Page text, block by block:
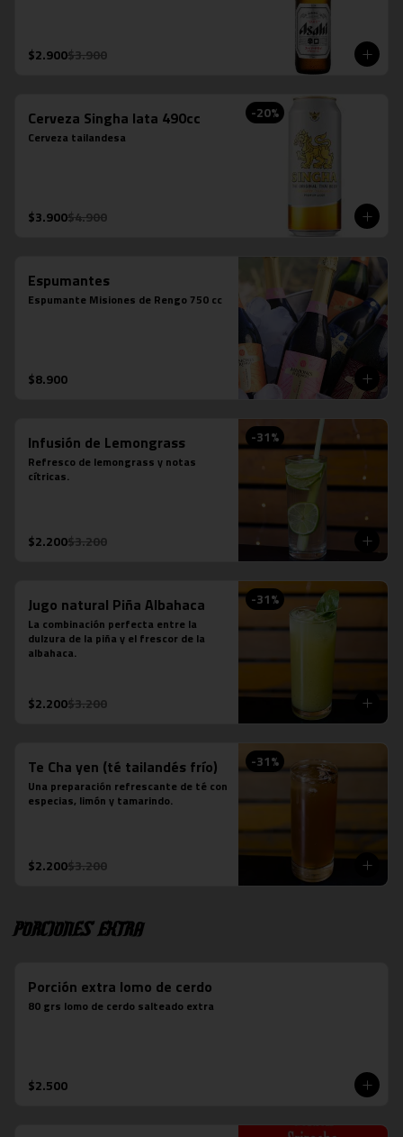
$2.900$3.900
-20%
Cerveza Singha lata 490cc
Cerveza tailandesa
$3.900$4.900
Espumantes
Espumante Misiones de Rengo 750 cc
$8.900
-31%
Infusión de Lemongrass
Refresco de lemongrass y notas
cítricas.
$2.200$3.200
-31%
Jugo natural Piña Albahaca
La combinación perfecta entre la
dulzura de la piña y el frescor de la
albahaca.
$2.200$3.200
-31%
Te Cha yen (té tailandés frío)
Una preparación refrescante de té con
especias, limón y tamarindo.
$2.200$3.200
Porciones Extra
Porción extra lomo de cerdo
80 grs lomo de cerdo salteado extra
$2.500